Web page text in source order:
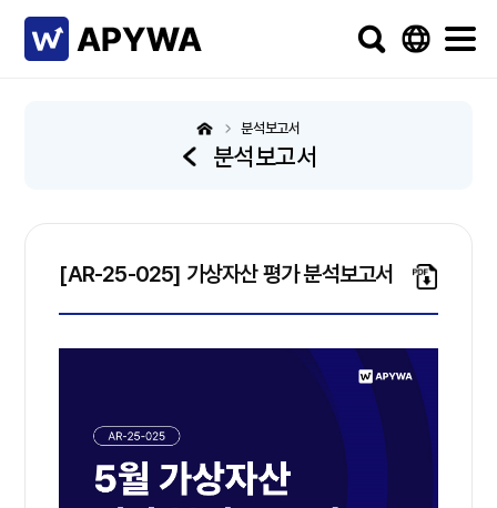
분석보고서
분석보고서
[AR-25-025] 가상자산 평가 분석보고서